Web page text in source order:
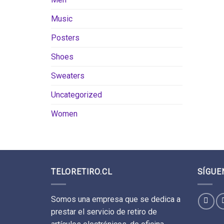
Music
Posters
Shoes
Sweaters
Uncategorized
Women
TELORETIRO.CL
Somos una empresa que se dedica a
prestar el servicio de retiro de